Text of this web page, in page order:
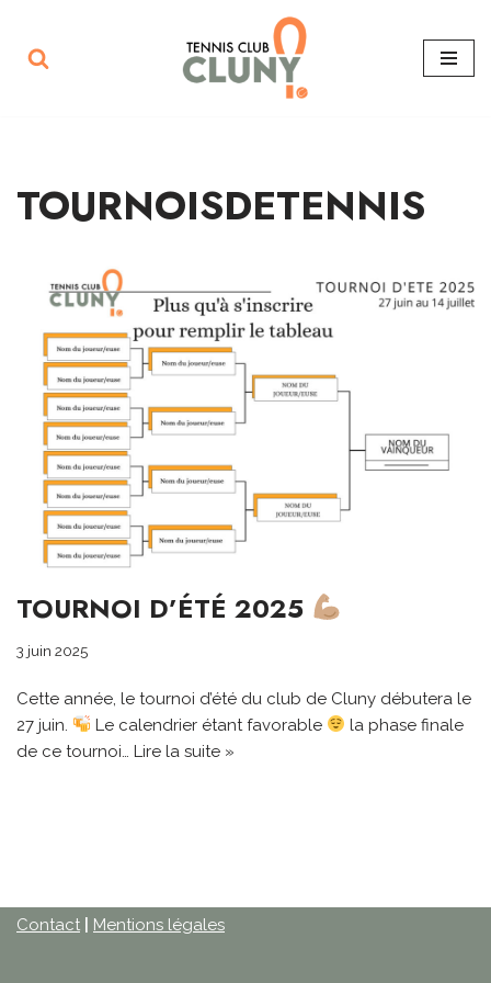
Aller
TOURNOISDETENNIS
TOURNOI D’ÉTÉ 2025
3 juin 2025
Cette année, le tournoi d’été du club de Cluny débutera le
27 juin.
Le calendrier étant favorable
la phase finale
de ce tournoi… Lire la suite »
Contact Mentions légales